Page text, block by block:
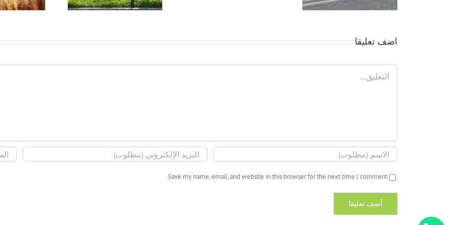
الجديده
اضف تعليقا
تعليق
Save my name, email, and website in this browser for the next time I comment.